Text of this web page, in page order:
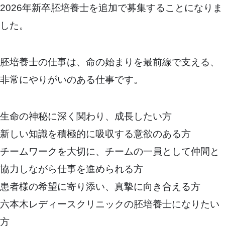
2026年新卒胚培養士を追加で募集することになりま
した。
胚培養士の仕事は、命の始まりを最前線で支える、
非常にやりがいのある仕事です。
生命の神秘に深く関わり、成長したい方
新しい知識を積極的に吸収する意欲のある方
チームワークを大切に、チームの一員として仲間と
協力しながら仕事を進められる方
患者様の希望に寄り添い、真摯に向き合える方
六本木レディースクリニックの胚培養士になりたい
方